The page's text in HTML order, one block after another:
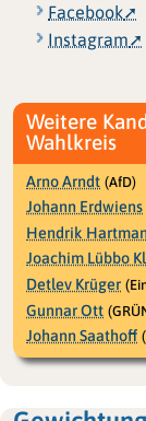
Facebook
Instagram
Weitere
Wahlkreis
Arno Arndt (AfD)
Johann Erdwiens
Hendrik
Joachim Lübbo
Detlev Krüger
Gunnar Ott
Johann Saathoff